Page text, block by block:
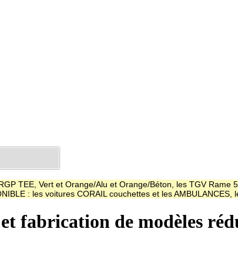
TEE, Vert et Orange/Alu et Orange/Béton, les TGV
: les voitures CORAIL couchettes et les
fabrication de modèles